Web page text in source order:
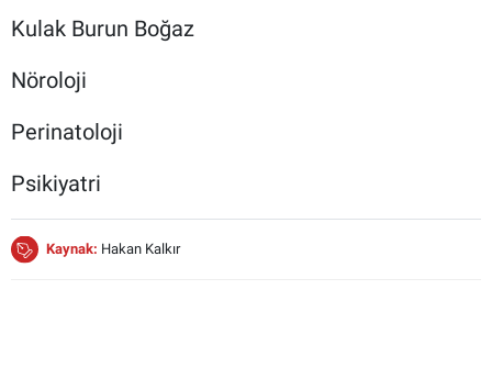
Kulak Burun Boğaz
Nöroloji
Perinatoloji
Psikiyatri
Kaynak: Hakan Kalkır